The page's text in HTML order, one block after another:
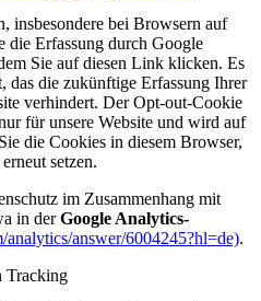
insbesondere bei Browsern auf
die Erfassung durch Google
Sie auf diesen Link klicken. Es
das die zukünftige Erfassung Ihrer
verhindert. Der Opt-out-Cookie
für unsere Website und wird auf
die Cookies in diesem Browser,
setzen.
im Zusammenhang mit
in derGoogle Analytics-
analytics/answer/6004245?hl=de).
Tracking